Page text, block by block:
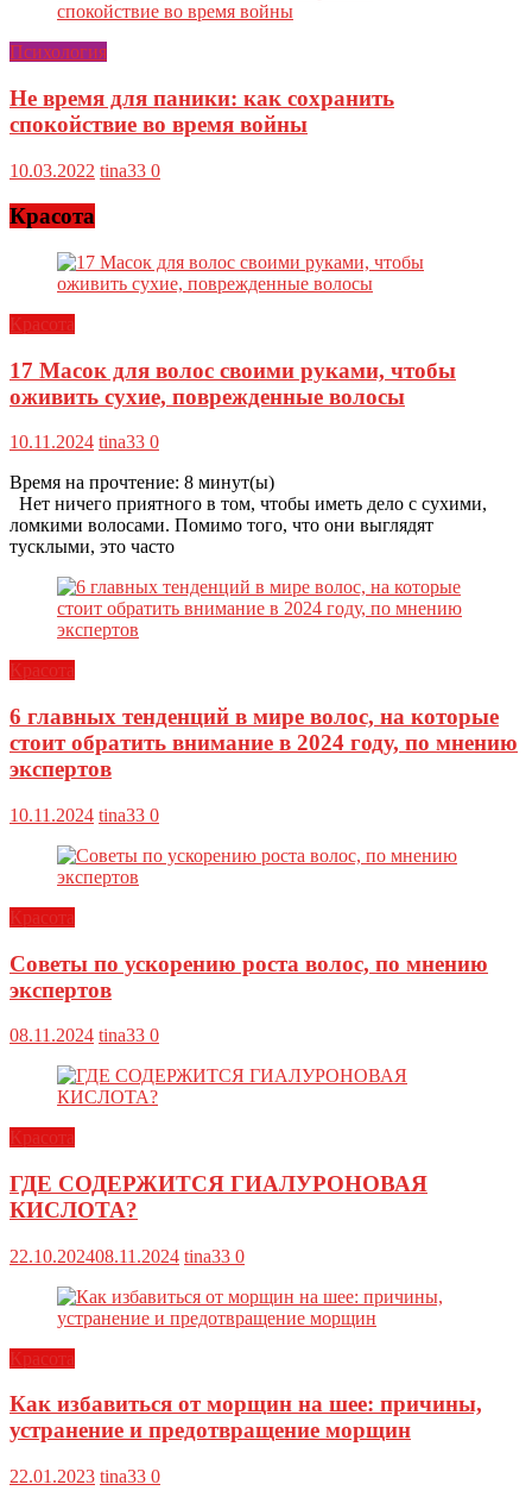
Психология
Не время для паники: как сохранить
спокойствие во время войны
10.03.2022 tina33 0
Красота
Красота
17 Масок для волос своими руками, чтобы
оживить сухие, поврежденные волосы
10.11.2024 tina33 0
Время на прочтение: 8 минут(ы)
Нет ничего приятного в том, чтобы иметь дело с сухими,
ломкими волосами. Помимо того, что они выглядят
тусклыми, это часто
Красота
6 главных тенденций в мире волос, на которые
стоит обратить внимание в 2024 году, по мнению
экспертов
10.11.2024 tina33 0
Красота
Советы по ускорению роста волос, по мнению
экспертов
08.11.2024 tina33 0
Красота
ГДЕ СОДЕРЖИТСЯ ГИАЛУРОНОВАЯ
КИСЛОТА?
22.10.202408.11.2024 tina33 0
Красота
Как избавиться от морщин на шее: причины,
устранение и предотвращение морщин
22.01.2023 tina33 0